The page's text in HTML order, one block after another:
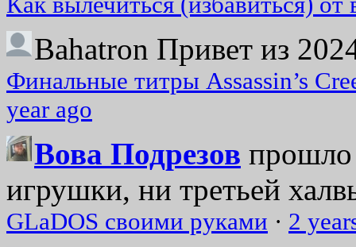
Bahatron Привет из
Финальные титры Assassin’s
year ago
Вова Подрезов прошло
игрушки, ни третьей
GLaDOS своими руками · 2